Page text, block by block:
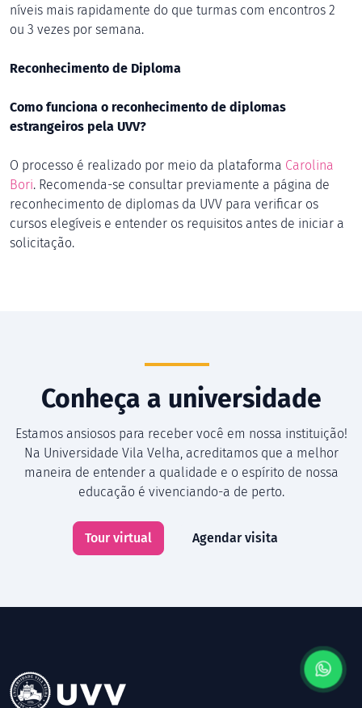
níveis mais rapidamente do que turmas com encontros 2
ou 3 vezes por semana.
Reconhecimento de Diploma
Como funciona o reconhecimento de diplomas
estrangeiros pela UVV?
O processo é realizado por meio da plataforma Carolina
Bori. Recomenda-se consultar previamente a página de
reconhecimento de diplomas da UVV para verificar os
cursos elegíveis e entender os requisitos antes de iniciar a
solicitação.
Conheça a universidade
Estamos ansiosos para receber você em nossa instituição!
Na Universidade Vila Velha, acreditamos que a melhor
maneira de entender a qualidade e o espírito de nossa
educação é vivenciando-a de perto.
Tour virtual Agendar visita